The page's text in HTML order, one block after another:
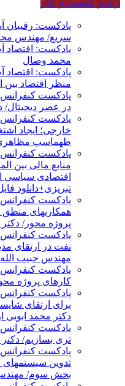
پادکست: رقیبان
سریع/ مهندس
پادکست: اقتصاد
محمد وصال
پادکست: اقتصاد
منظر اقتصاد
پادکست کنفرانس
در عصر دیجیتال/
پادکست
خارجی؛ ایجاد
طهماسب
پادکست
منابع مالی بین
اقتصادی سیاسی
تبریزی+دانلود
پادکست کنفرانس
همکاریهای منطق
پروژه محور/ دکتر
پادکست کنفرانس
نفت در ارتقای
مهندس حبیب الله
پادکست
کارهای پروژه
پادکست کنفرانس
برای ارتقای
دکتر محمد ابویی
پادکست کنفرانس
تری بسازیم/ دکتر
پادکست کنفرانس
تدوین سیستمهای
بخش سوم/ مهندس